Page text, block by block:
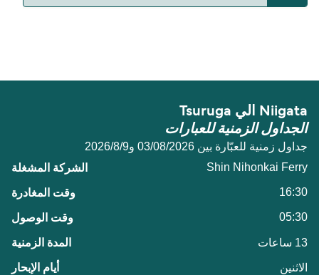
Niigata الي Tsuruga
الجداول الزمنية للعبارات
جداول زمنية للعبّارة بين 03/08/2026 و9‏/8‏/2026
Shin Nihonkai Ferry
16:30
05:30
13 ساعات
الاثنين